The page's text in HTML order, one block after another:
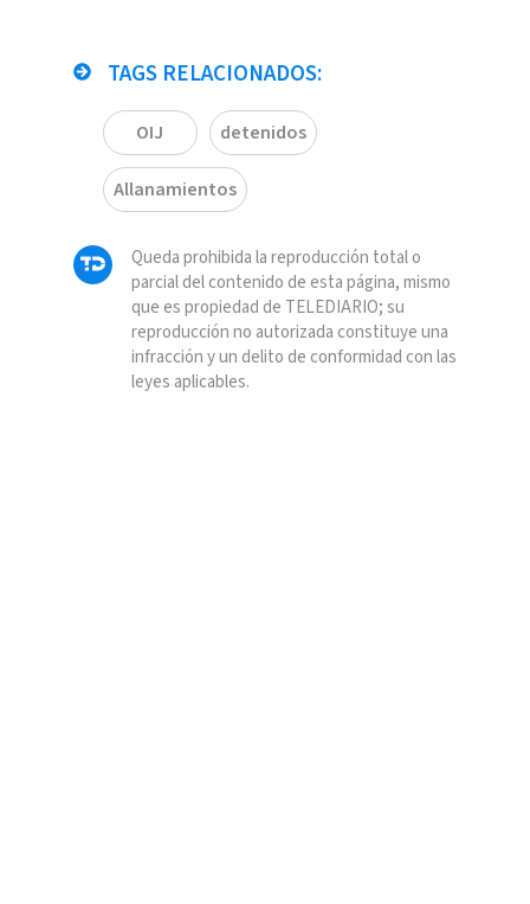
TAGS RELACIONADOS:
OIJ detenidos
Allanamientos
Queda prohibida la reproducción total o
parcial del contenido de esta página, mismo
que es propiedad de TELEDIARIO; su
reproducción no autorizada constituye una
infracción y un delito de conformidad con las
leyes aplicables.